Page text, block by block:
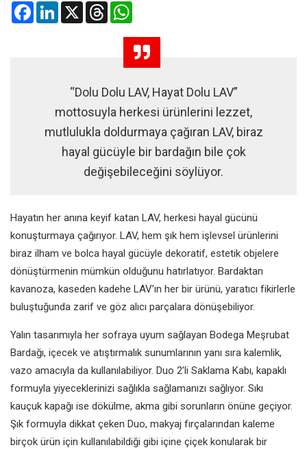
FacebookLinkedIn
X Threads
“Dolu Dolu LAV, Hayat Dolu LAV”
mottosuyla herkesi ürünlerini lezzet,
mutlulukla doldurmaya çağıran LAV, biraz
hayal gücüyle bir bardağın bile çok
değişebileceğini söylüyor.
Hayatın her anına keyif katan LAV, herkesi hayal gücünü
konuşturmaya çağırıyor. LAV, hem şık hem işlevsel ürünlerini
biraz ilham ve bolca hayal gücüyle dekoratif, estetik objelere
dönüştürmenin mümkün olduğunu hatırlatıyor. Bardaktan
kavanoza, kaseden kadehe LAV’ın her bir ürünü, yaratıcı fikirlerle
buluştuğunda zarif ve göz alıcı parçalara dönüşebiliyor.
Yalın tasarımıyla her sofraya uyum sağlayan Bodega Meşrubat
Bardağı, içecek ve atıştırmalık sunumlarının yanı sıra kalemlik,
vazo amacıyla da kullanılabiliyor. Duo 2’li Saklama Kabı, kapaklı
formuyla yiyeceklerinizi sağlıkla sağlamanızı sağlıyor. Sıkı
kauçuk kapağı ise dökülme, akma gibi sorunların önüne geçiyor.
Şık formuyla dikkat çeken Duo, makyaj fırçalarından kaleme
birçok ürün için kullanılabildiği gibi içine çiçek konularak bir